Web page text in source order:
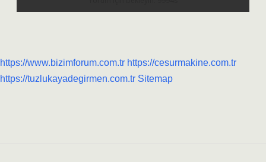
https://www.bizimforum.com.tr https://cesurmakine.com.tr
https://tuzlukayadegirmen.com.tr Sitemap